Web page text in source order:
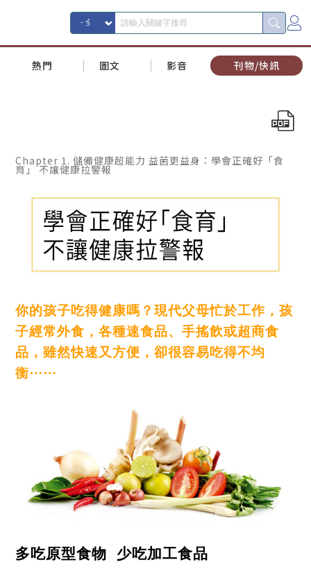
熱門 圖文 影音 刊物/快訊
Chapter 1. 儲備健康超能力 益菌更益身：學會正確好「食
育」 不讓健康拉警報
你的孩子吃得健康嗎？現代父母忙於工作，孩
子經常外食，各種速食品、手搖飲或超商食
品，雖然快速又方便，卻很容易吃得不均
衡⋯⋯
多吃原型食物 少吃加工食品